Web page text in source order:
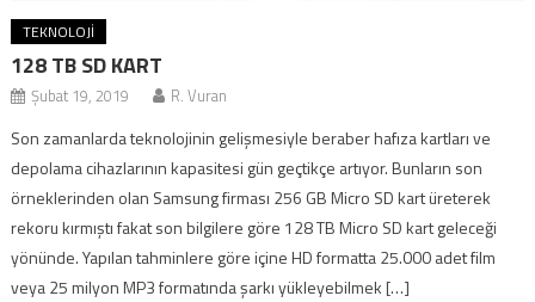
TEKNOLOJI
128 TB SD KART
Şubat 19, 2019 R. Vuran
Son zamanlarda teknolojinin gelişmesiyle beraber hafıza kartları ve
depolama cihazlarının kapasitesi gün geçtikçe artıyor. Bunların son
örneklerinden olan Samsung firması 256 GB Micro SD kart üreterek
rekoru kırmıştı fakat son bilgilere göre 128 TB Micro SD kart geleceği
yönünde. Yapılan tahminlere göre içine HD formatta 25.000 adet film
veya 25 milyon MP3 formatında şarkı yükleyebilmek […]